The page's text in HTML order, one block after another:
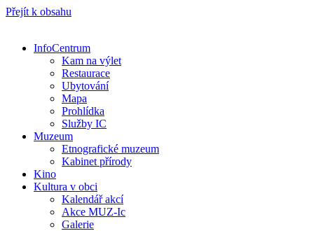
Přejít k obsahu
InfoCentrum
Kam na výlet
Restaurace
Ubytování
Mapa
Prohlídka
Služby IC
Muzeum
Etnografické muzeum
Kabinet přírody
Kino
Kultura v obci
Kalendář akcí
Akce MUZ-Ic​
Galerie